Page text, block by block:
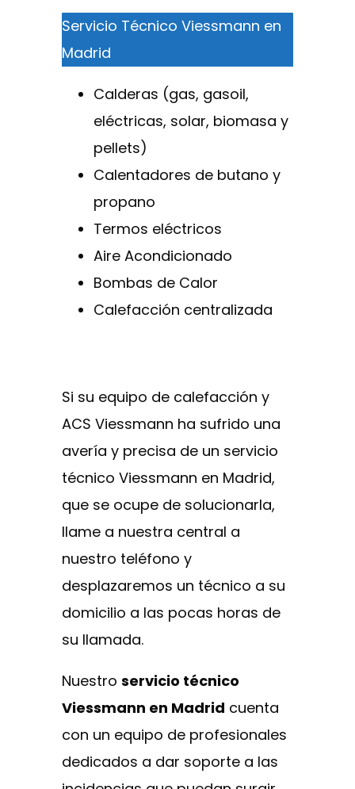
Servicio Técnico Viessmann en
Madrid
Calderas (gas, gasoil,
eléctricas, solar, biomasa y
pellets)
Calentadores de butano y
propano
Termos eléctricos
Aire Acondicionado
Bombas de Calor
Calefacción centralizada
Si su equipo de calefacción y
ACS Viessmann ha sufrido una
avería y precisa de un servicio
técnico Viessmann en Madrid,
que se ocupe de solucionarla,
llame a nuestra central a
nuestro teléfono y
desplazaremos un técnico a su
domicilio a las pocas horas de
su llamada.
Nuestro servicio técnico
Viessmann en Madrid cuenta
con un equipo de profesionales
dedicados a dar soporte a las